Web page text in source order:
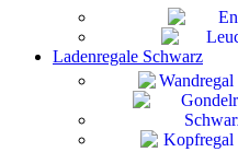
Ladenregale Schwarz